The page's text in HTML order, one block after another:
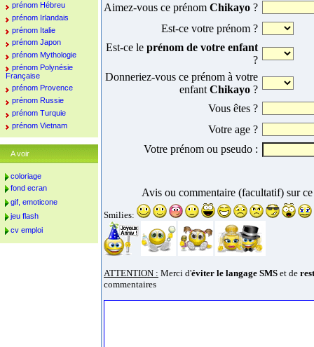
Aimez-vous ce prénom Chikayo ?
Est-ce votre prénom ?
Est-ce le prénom de votre enfant
?
Donneriez-vous ce prénom à votre
enfant Chikayo ?
Vous êtes ?
Votre age ?
Votre prénom ou pseudo :
Avis ou commentaire (facultatif) sur
Smilies:
ATTENTION : Merci d'éviter le langage SMS et de
commentaires
prénom Hébreu
prénom Irlandais
prénom Italie
prénom Japon
prénom Mythologie
prénom Polynésie
Française
prénom Provence
prénom Russie
prénom Turquie
prénom Vietnam
A voir
coloriage
fond ecran
gif, emoticone
jeu flash
cv emploi